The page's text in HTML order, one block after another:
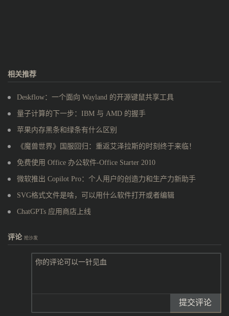
相关推荐
Deskflow：一个面向 Wayland 的开源键鼠共享工具
量子计算的下一步：IBM 与 AMD 的握手
苹果内存黑条和绿条有什么区别
《魔兽世界》国服回归：重返艾泽拉斯的时刻终于来临！
免费使用 Office 办公软件-Office Starter 2010
微软推出 Copilot Pro：个人用户的创造力和生产力新助手
SVG格式文件是啥，可以用什么软件打开或者编辑
ChatGPTs 应用商店上线
评论 抢沙发
提交评论